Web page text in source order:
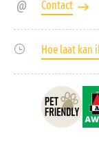
Contact
Hoe laat kan